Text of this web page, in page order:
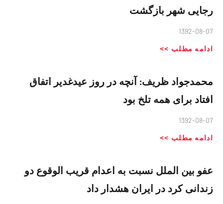
رجایی شهر بازگشت
1392-08-07
ادامه مطلب >>
محمدجواد ظریف: آنچه در روز عیدغدیر اتفاق
افتاد برای همه تلخ بود
1392-08-07
ادامه مطلب >>
عفو بین الملل نسبت به اعدام قریب الوقوع دو
زندانی کرد در ایران هشدار داد